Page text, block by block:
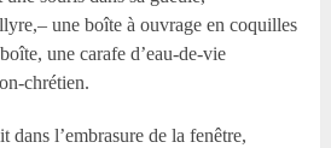
une boîte à ouvrage en coquilles
une carafe d’eau-de-vie
chrétien.
dans l’embrasure de la fenêtre,